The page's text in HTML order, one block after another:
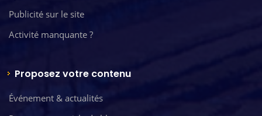
Publicité sur le site
Activité manquante ?
Proposez votre contenu
Événement & actualités